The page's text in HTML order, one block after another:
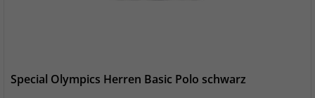
Special Olympics Herren Basic Polo schwarz